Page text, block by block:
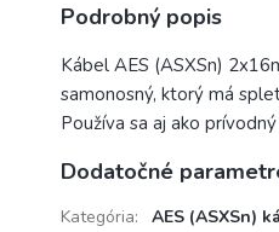
Podrobný popis
Kábel AES (ASXSn)
samonosný, ktorý má
Používa sa aj ako
Dodatočné
Kategória:
AES (ASXSn)